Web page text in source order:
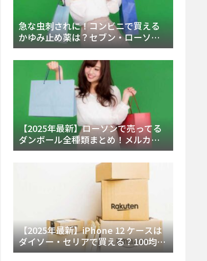
急な虫刺されに！コンビニで買える
かゆみ止め薬は？セブン・ローソ
ン・ファミマの販売状況と定番商品
まとめ
【2025年最新】ローソンで売ってる
ダンボール全種類まとめ！メルカリ
便・ゆうパック対応サイズと価格を
【2025年最新】iPhone 12 ケースは
ダイソー・セリアで買える？100均の
在庫状況と失敗しない選び方を徹底